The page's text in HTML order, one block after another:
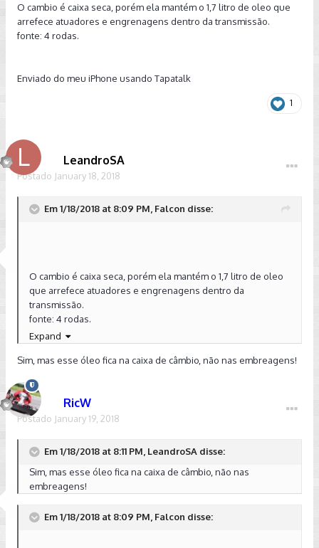
O cambio é caixa seca, porém ela mantém o 1,7 litro de oleo que
arrefece atuadores e engrenagens dentro da transmissão.
fonte: 4 rodas.
Enviado do meu iPhone usando Tapatalk
1
LeandroSA
Postado January 18, 2018
Em 1/18/2018 at 8:09 PM, Falcon disse:
O cambio é caixa seca, porém ela mantém o 1,7 litro de oleo
que arrefece atuadores e engrenagens dentro da
transmissão.
fonte: 4 rodas.
Enviado do meu iPhone usando Tapatalk
Expand
Sim, mas esse óleo fica na caixa de câmbio, não nas embreagens!
RicW
Postado January 19, 2018
Em 1/18/2018 at 8:11 PM, LeandroSA disse:
Sim, mas esse óleo fica na caixa de câmbio, não nas
embreagens!
Em 1/18/2018 at 8:09 PM, Falcon disse: